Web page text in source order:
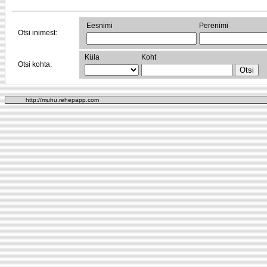
Otsi inimest:
Eesnimi Perenimi
Otsi kohta:
Küla Koht
http://muhu.rehepapp.com